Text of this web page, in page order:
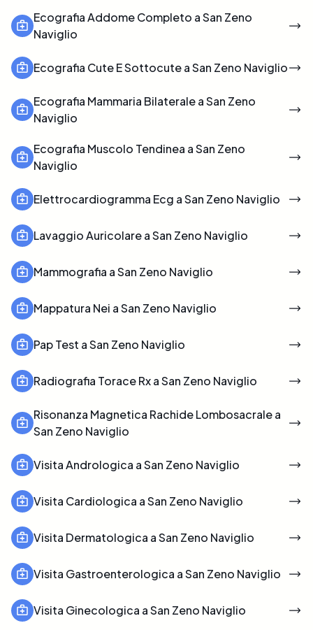
Ecografia Addome Completo a San Zeno
Naviglio
Ecografia Cute E Sottocute a San Zeno Naviglio
Ecografia Mammaria Bilaterale a San Zeno
Naviglio
Ecografia Muscolo Tendinea a San Zeno
Naviglio
Elettrocardiogramma Ecg a San Zeno Naviglio
Lavaggio Auricolare a San Zeno Naviglio
Mammografia a San Zeno Naviglio
Mappatura Nei a San Zeno Naviglio
Pap Test a San Zeno Naviglio
Radiografia Torace Rx a San Zeno Naviglio
Risonanza Magnetica Rachide Lombosacrale a
San Zeno Naviglio
Visita Andrologica a San Zeno Naviglio
Visita Cardiologica a San Zeno Naviglio
Visita Dermatologica a San Zeno Naviglio
Visita Gastroenterologica a San Zeno Naviglio
Visita Ginecologica a San Zeno Naviglio